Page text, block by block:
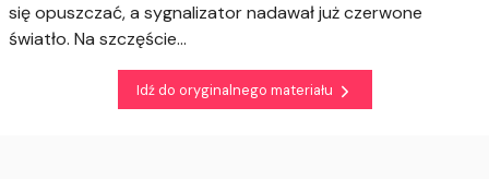
się opuszczać, a sygnalizator nadawał już czerwone
światło. Na szczęście...
Idź do oryginalnego materiału